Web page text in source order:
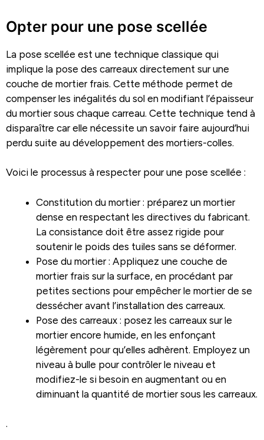
Opter pour une pose scellée
La pose scellée est une technique classique qui
implique la pose des carreaux directement sur une
couche de mortier frais. Cette méthode permet de
compenser les inégalités du sol en modifiant l’épaisseur
du mortier sous chaque carreau. Cette technique tend à
disparaître car elle nécessite un savoir faire aujourd’hui
perdu suite au développement des mortiers-colles.
Voici le processus à respecter pour une pose scellée :
Constitution du mortier : préparez un mortier
dense en respectant les directives du fabricant.
La consistance doit être assez rigide pour
soutenir le poids des tuiles sans se déformer.
Pose du mortier : Appliquez une couche de
mortier frais sur la surface, en procédant par
petites sections pour empêcher le mortier de se
dessécher avant l’installation des carreaux.
Pose des carreaux : posez les carreaux sur le
mortier encore humide, en les enfonçant
légèrement pour qu’elles adhèrent. Employez un
niveau à bulle pour contrôler le niveau et
modifiez-le si besoin en augmentant ou en
diminuant la quantité de mortier sous les carreaux.
.